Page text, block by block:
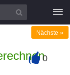
Nächste »
0